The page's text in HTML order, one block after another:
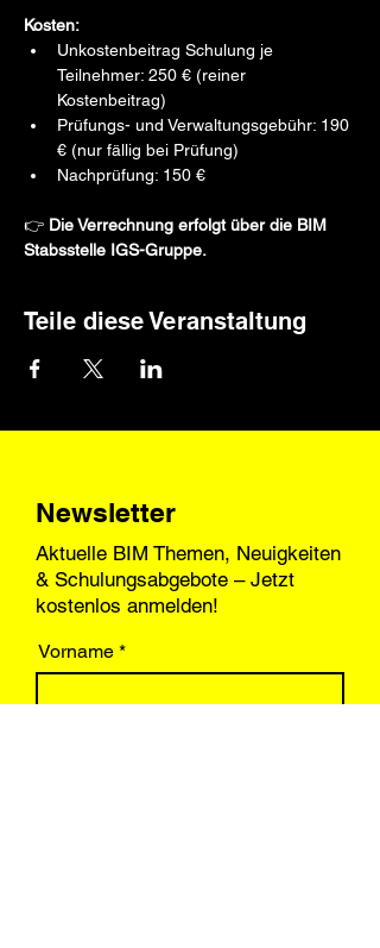
Kosten:
Unkostenbeitrag Schulung je
Teilnehmer: 250 € (reiner
Kostenbeitrag)
Prüfungs- und Verwaltungsgebühr: 190
€ (nur fällig bei Prüfung)
Nachprüfung: 150 €
👉 Die Verrechnung erfolgt über die BIM
Stabsstelle IGS-Gruppe.
Teile diese Veranstaltung
Newsletter
Aktuelle BIM Themen, Neuigkeiten
& Schulungsabgebote – Jetzt
kostenlos anmelden!
Vorname